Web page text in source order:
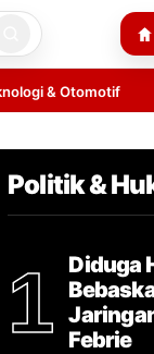
& Otomotif
Politik &
1
Diduga
Febrie